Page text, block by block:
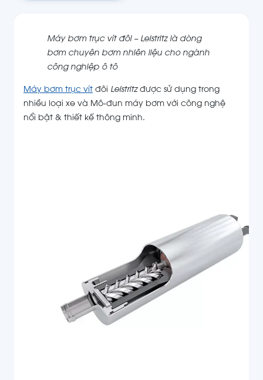
Máy bơm trục vít đôi – Leistritz là dòng
bơm chuyên bơm nhiên liệu cho ngành
công nghiệp ô tô
Máy bơm trục vít đôi Leistritzđược sử dụng trong
nhiều loại xe và Mô-đun máy bơm với công nghệ
nổi bật & thiết kế thông minh.